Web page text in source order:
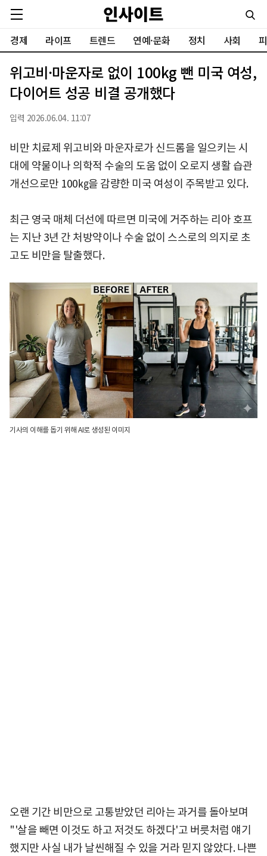
경제 라이프 트렌드 연예·문화 정치 사회
위고비·마운자로 없이 100kg 뺀 미국 여성,
다이어트 성공 비결 공개했다
입력 2026.06.04. 11:07
비만 치료제 위고비와 마운자로가 신드롬을 일으키는 시
대에 약물이나 의학적 수술의 도움 없이 오로지 생활 습관
개선으로만 100㎏을 감량한 미국 여성이 주목받고 있다.
최근 영국 매체 더선에 따르면 미국에 거주하는 리아 호프
는 지난 3년 간 처방약이나 수술 없이 스스로의 의지로 초
고도 비만을 탈출했다.
기사의 이해를 돕기 위해 AI로 생성된 이미지
오랜 기간 비만으로 고통받았던 리아는 과거를 돌아보며
"'살을 빼면 이것도 하고 저것도 하겠다'고 버릇처럼 얘기
했지만 사실 내가 날씬해질 수 있을 거라 믿지 않았다. 나쁜